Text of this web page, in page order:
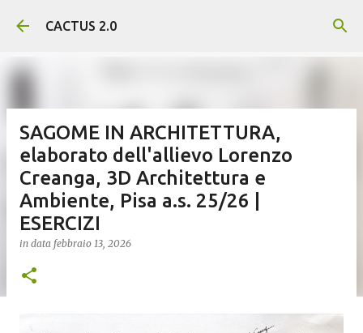
Passa ai contenuti principali
CACTUS 2.0
SAGOME IN ARCHITETTURA,
elaborato dell'allievo Lorenzo
Creanga, 3D Architettura e
Ambiente, Pisa a.s. 25/26 |
ESERCIZI
in data febbraio 13, 2026